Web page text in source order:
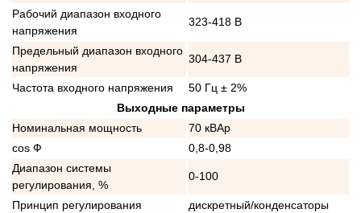
Рабочий диапазон входного
напряжения
323-418 В
Предельный диапазон входного
напряжения
304-437 В
Частота входного напряжения
50 Гц ± 2%
Выходные параметры
Номинальная мощность
70 кВАр
cos Ф
0,8-0,98
Диапазон системы
регулирования, %
0-100
Принцип регулирования
дискретный/конденсаторы